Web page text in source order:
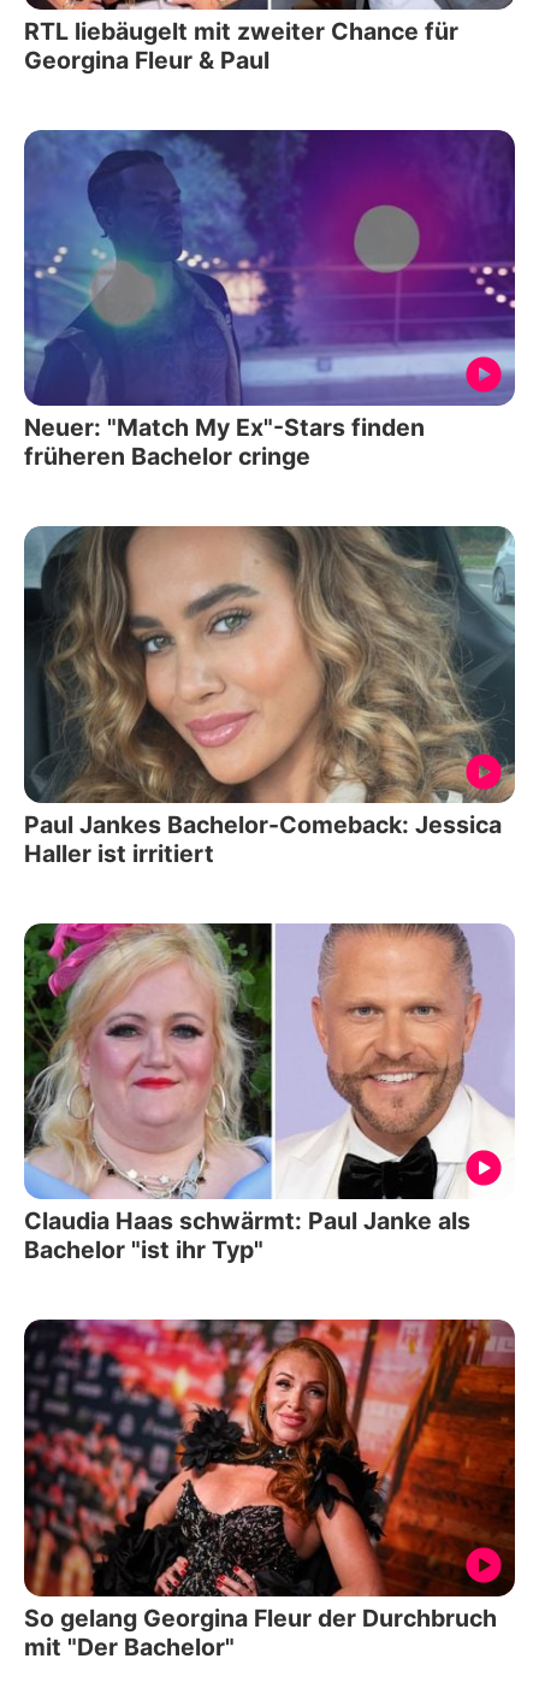
RTL liebäugelt mit zweiter Chance für
Georgina Fleur & Paul
Neuer: "Match My Ex"-Stars finden
früheren Bachelor cringe
Paul Jankes Bachelor-Comeback: Jessica
Haller ist irritiert
Claudia Haas schwärmt: Paul Janke als
Bachelor "ist ihr Typ"
So gelang Georgina Fleur der Durchbruch
mit "Der Bachelor"